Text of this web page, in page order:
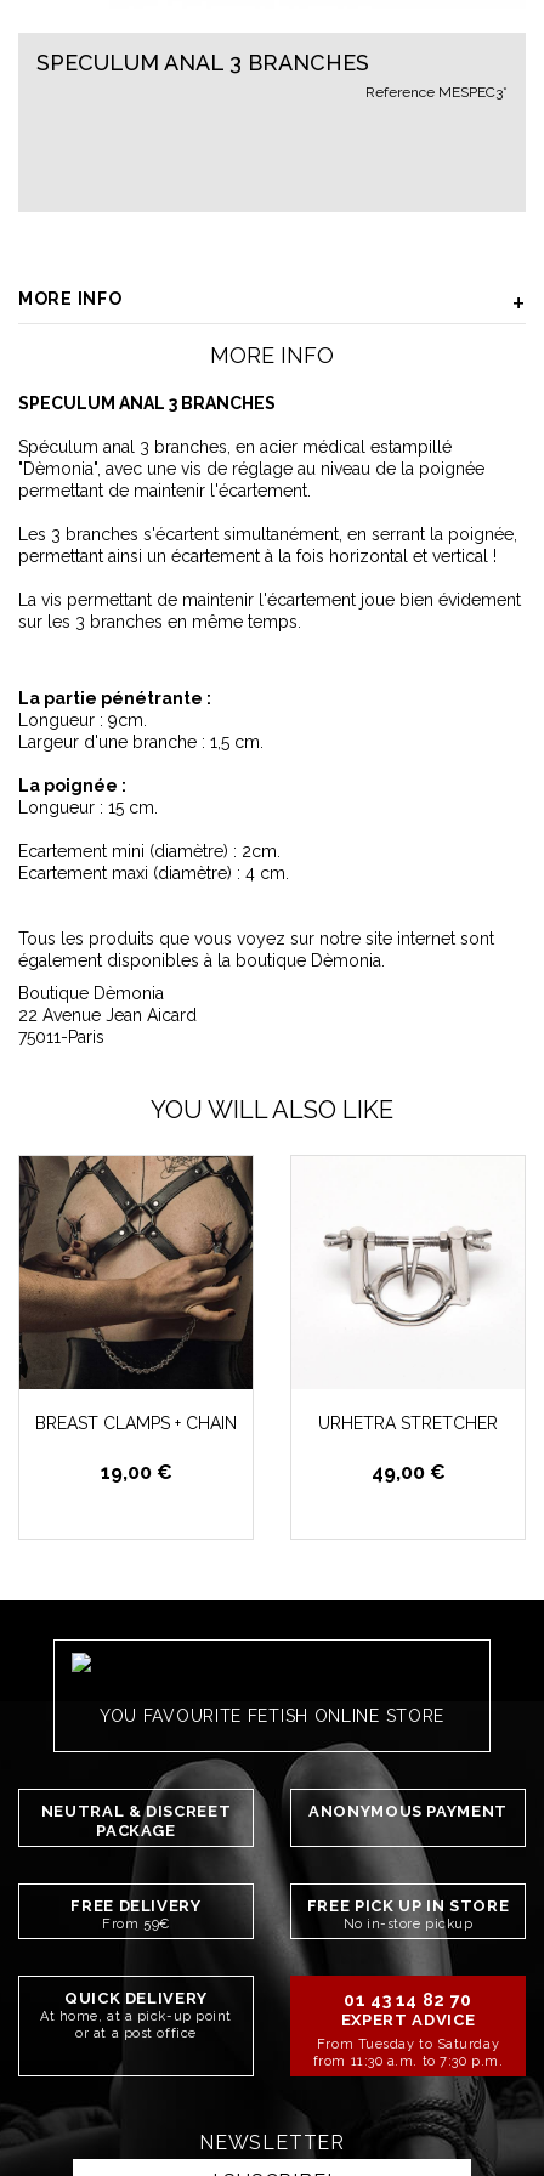
SPECULUM ANAL 3 BRANCHES
Reference MESPEC3*
MORE INFO
MORE INFO
SPECULUM ANAL 3 BRANCHES
Spéculum anal 3 branches, en acier médical estampillé
"Dèmonia", avec une vis de réglage au niveau de la poignée
permettant de maintenir l'écartement.
Les 3 branches s'écartent simultanément, en serrant la poignée,
permettant ainsi un écartement à la fois horizontal et vertical !
La vis permettant de maintenir l'écartement joue bien évidement
sur les 3 branches en même temps.
La partie pénétrante :
Longueur : 9cm.
Largeur d'une branche : 1,5 cm.
La poignée :
Longueur : 15 cm.
Ecartement mini (diamètre) : 2cm.
Ecartement maxi (diamètre) : 4 cm.
Tous les produits que vous voyez sur notre site internet sont
également disponibles à la boutique Dèmonia.
Boutique Dèmonia
22 Avenue Jean Aicard
75011-Paris
YOU WILL ALSO LIKE
BREAST CLAMPS + CHAIN
19,00 €
URHETRA STRETCHER
49,00 €
YOU FAVOURITE FETISH ONLINE STORE
NEUTRAL & DISCREET
PACKAGE
ANONYMOUS PAYMENT
FREE DELIVERY
From 59€
FREE PICK UP IN STORE
No in-store pickup
QUICK DELIVERY
At home, at a pick-up point
or at a post office
01 43 14 82 70
EXPERT ADVICE
From Tuesday to Saturday
from 11:30 a.m. to 7:30 p.m.
NEWSLETTER